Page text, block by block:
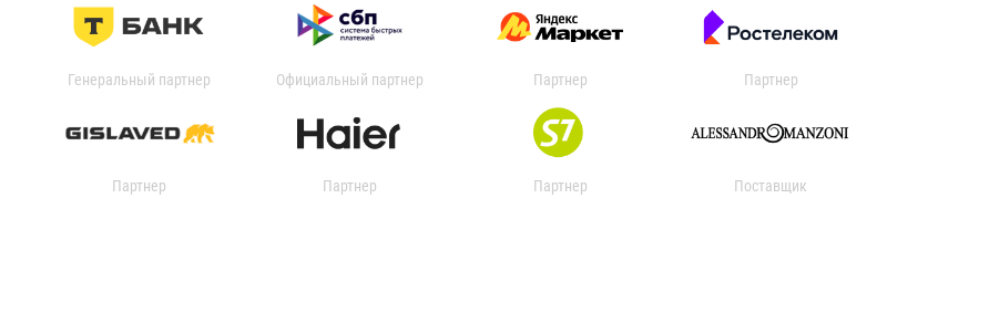
Генеральный партнер Официальный партнер Партнер Партнер
Партнер Партнер Партнер Поставщик